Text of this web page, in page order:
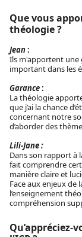
Que vous
théologie ?
Jean:
Ils m'apportent une
important dans les
Garance:
La théologie
que j’ai la chance
concernant notre
d’aborder des
Lili-Jane :
Dans son rapport à
fait comprendre
manière claire et
Face aux enjeux de
l’enseignement
compréhension